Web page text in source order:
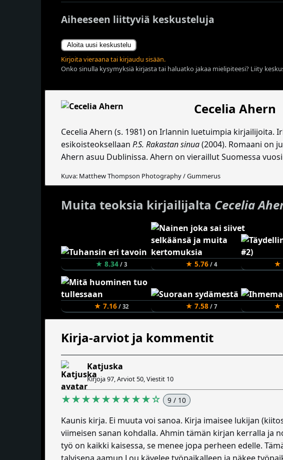
Aiheeseen liittyviä keskusteluja
Aloita uusi keskustelu
Kirjoita vieraana tai kirjaudu sisään.
Onko sinulla kysymyksiä kirjasta tai haluatko jakaa mielipiteesi? Liity
Cecelia Ahern
Cecelia Ahern (s. 1981) on Irlannin luetuimpia
esikoisteoksellaan P.S. Rakastan sinua(2004). Romaani on
Ahern asuu Dublinissa. Ahern on vieraillut Suomessa
Kuva: Matthew Thompson Photography / Gummerus
Muita teoksia kirjailijalta Cecelia
★ 8.34/ 3 ★ 5.76/ 4 ★
★ 7.16/ 32 ★ 7.58/ 7 ★
Kirja-arviot ja kommentit
Katjuska
Kirjoja 97, Arviot 50, Viestit 10
★★★★★★★★★☆ 9 / 10
Kaunis kirja. Ei muuta voi sanoa. Kirja imaisee lukijan
viimeisen sanan kohdalla. Ahmin tämän kirjan kerralla ja
työ on kaikki kaisessa, se menee jopa perheen edelle.
talvisena aamun Lou kävelee työpaikalleen ja näkee